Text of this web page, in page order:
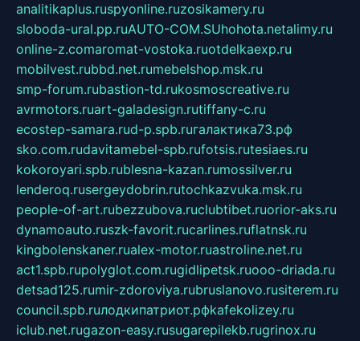
analitikaplus.ruspyonline.ruzosikamery.ru
sloboda-ural.pp.ruAUTO-COM.SUhohota.netalimy.ru
online-z.comaromat-vostoka.ruotdelkaexp.ru
mobilvest.rubbd.net.rumebelshop.msk.ru
smp-forum.rubastion-td.rukosmoscreative.ru
avrmotors.ruart-galadesign.rutiffany-c.ru
ecostep-samara.rud-p.spb.ruгалактика73.рф
sko.com.rudavitamebel-spb.rufotsis.rutesiaes.ru
kokoroyari.spb.rublesna-kazan.rumossilver.ru
lenderoq.rusergeydobrin.rutochkazvuka.msk.ru
people-of-art.rubezzubova.ruclubtibet.ruorior-aks.ru
dynamoauto.ruszk-favorit.rucarlines.ruflatnsk.ru
kingbolenskaner.rualex-motor.ruastroline.net.ru
act1.spb.rupolyglot.com.rugidlipetsk.ruooo-driada.ru
detsad125.rumir-zdoroviya.rubruslanovo.rusiterem.ru
council.spb.ruлодкипатриот.рфkafekolizey.ru
iclub.net.rugazon-easy.rusugarepilekb.rugrinox.ru